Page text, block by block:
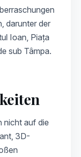
darunter der
Ioan, Piața
sub Tâmpa.
nicht auf die
3D-